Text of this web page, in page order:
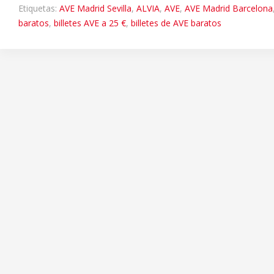
Etiquetas: AVE Madrid Sevilla, ALVIA, AVE, AVE Madrid Barcelona,
baratos, billetes AVE a 25 €, billetes de AVE baratos